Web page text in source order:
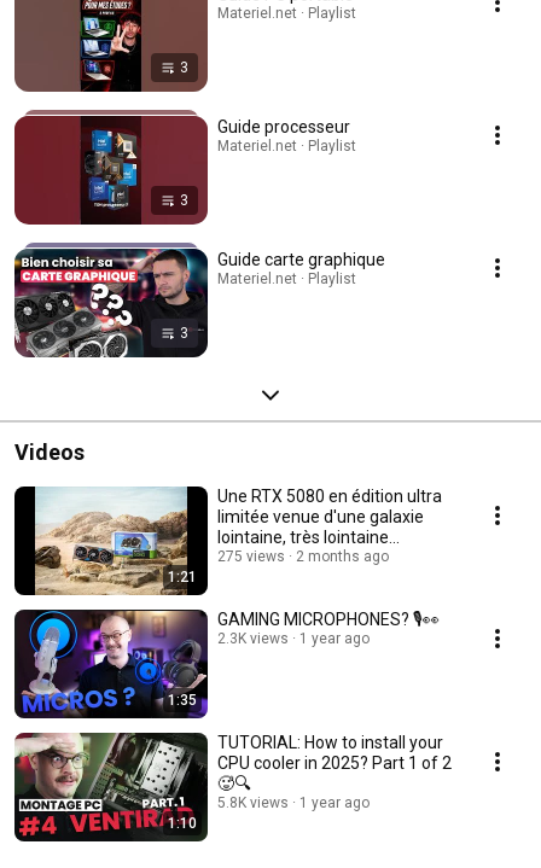
3
Materiel.net · Playlist
3
Guide processeur
Materiel.net · Playlist
3
Guide carte graphique
Materiel.net · Playlist
Videos
1:21
Une RTX 5080 en édition ultra
limitée venue d'une galaxie
lointaine, très lointaine...
275 views 2 months ago
1:35
GAMING MICROPHONES? 🎙👀
2.3K views 1 year ago
1:10
TUTORIAL: How to install your
CPU cooler in 2025? Part 1 of 2
🥵🔍
5.8K views 1 year ago